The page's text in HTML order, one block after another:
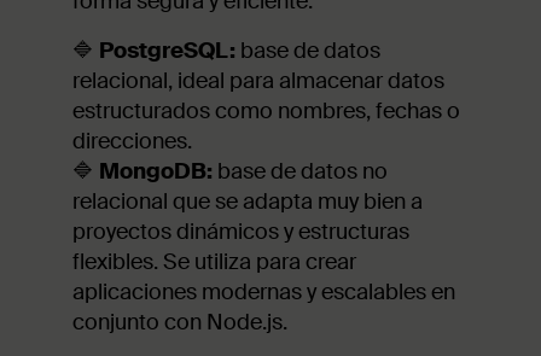
🔷 PostgreSQL: base de datos
relacional, ideal para almacenar datos
estructurados como nombres, fechas o
direcciones.
🔷 MongoDB: base de datos no
relacional que se adapta muy bien a
proyectos dinámicos y estructuras
flexibles. Se utiliza para crear
aplicaciones modernas y escalables en
conjunto con Node.js.